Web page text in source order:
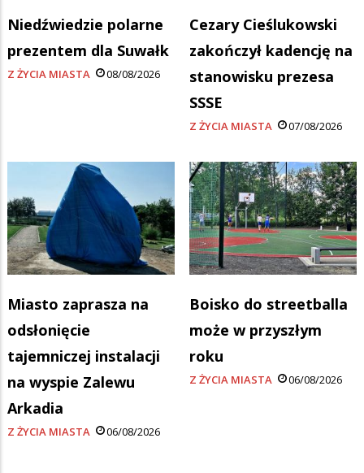
Niedźwiedzie polarne
prezentem dla Suwałk
Z ŻYCIA MIASTA 08/08/2026
Cezary Cieślukowski
zakończył kadencję na
stanowisku prezesa
SSSE
Z ŻYCIA MIASTA 07/08/2026
Miasto zaprasza na
odsłonięcie
tajemniczej instalacji
na wyspie Zalewu
Arkadia
Z ŻYCIA MIASTA 06/08/2026
Boisko do streetballa
może w przyszłym
roku
Z ŻYCIA MIASTA 06/08/2026